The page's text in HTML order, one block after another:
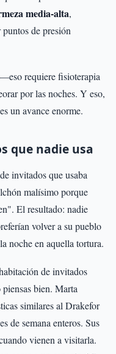
media-alta,
de presión
requiere fisioterapia
por las noches. Y eso,
un avance enorme.
que nadie usa
invitados que usaba
malísimo porque
El resultado: nadie
volver a su pueblo
noche en aquella tortura.
de invitados
bien. Marta
similares al Drakefor
de semana enteros. Sus
vienen a visitarla.